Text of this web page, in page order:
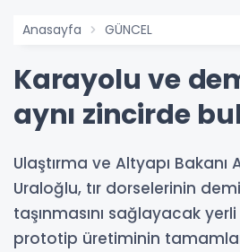
Anasayfa GÜNCEL
Karayolu ve
aynı zincirde
Ulaştırma ve Altyapı Bakanı
Uraloğlu, tır dorselerinin
taşınmasını sağlayacak
prototip üretiminin